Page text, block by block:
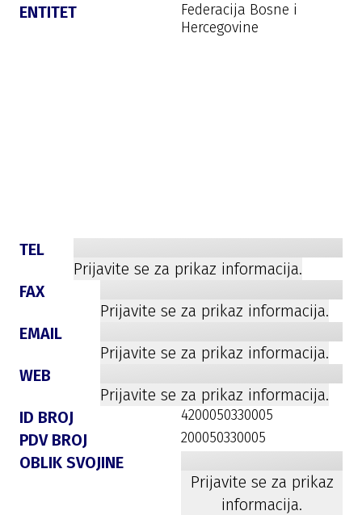
ENTITET
Federacija Bosne i
Hercegovine
TEL
Prijavite se za prikaz informacija.
FAX
Prijavite se za prikaz informacija.
EMAIL
Prijavite se za prikaz informacija.
WEB
Prijavite se za prikaz informacija.
ID BROJ
4200050330005
PDV BROJ 200050330005
OBLIK SVOJINE
Prijavite se za prikaz
informacija.